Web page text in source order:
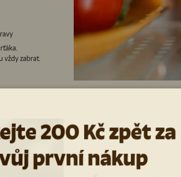
vždy zabrat.
200 Kč zpět za
první nákup